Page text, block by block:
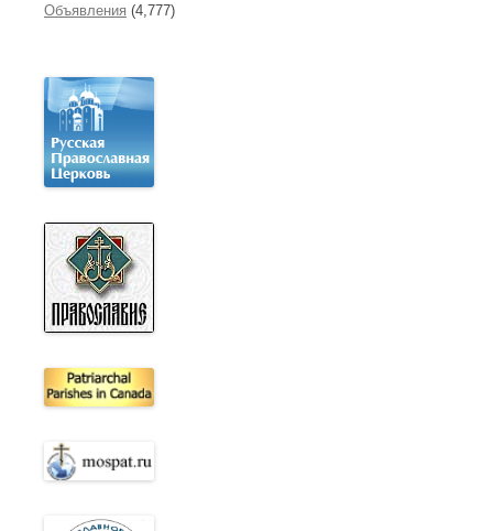
Объявления (4,777)